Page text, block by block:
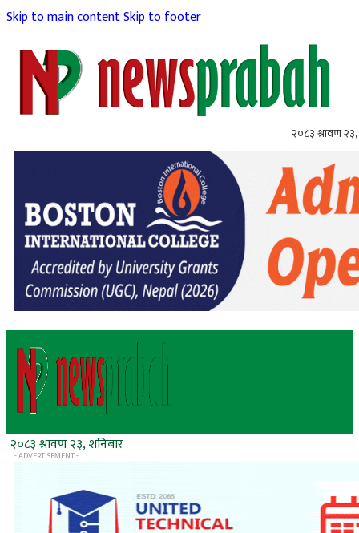
Skip to main contentSkip to footer
२०८३ श्रावण २३,
२०८३ श्रावण २३, शनिबार
- ADVERTISEMENT -